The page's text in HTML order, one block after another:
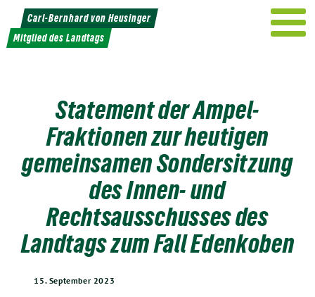
Weiter
zum
Inhalt
Carl-Bernhard von Heusinger
Mitglied des Landtags
Statement der Ampel-
Fraktionen zur heutigen
gemeinsamen Sondersitzung
des Innen- und
Rechtsausschusses des
Landtags zum Fall Edenkoben
15. September 2023